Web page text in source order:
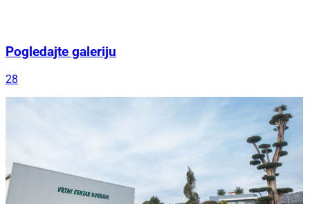
Pogledajte galeriju
28